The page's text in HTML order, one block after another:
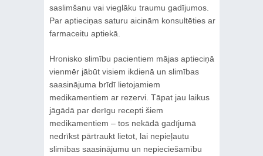
saslimšanu vai vieglāku traumu gadījumos.
Par aptieciņas saturu aicinām konsultēties ar
farmaceitu aptiekā.
Hronisko slimību pacientiem mājas aptieciņā
vienmēr jābūt visiem ikdienā un slimības
saasinājuma brīdī lietojamiem
medikamentiem ar rezervi. Tāpat jau laikus
jāgādā par derīgu recepti šiem
medikamentiem – tos nekādā gadījumā
nedrīkst pārtraukt lietot, lai nepieļautu
slimības saasinājumu un nepieciešamību